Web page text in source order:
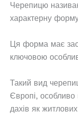
Черепицю
характерну
Ця форма має
ключовою
Такий вид
Європі, особливо
дахів як